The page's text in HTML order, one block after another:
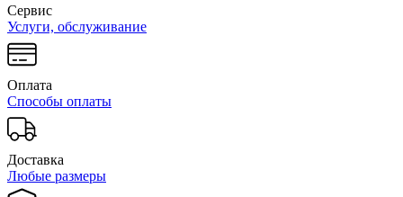
Сервис
Услуги, обслуживание
Оплата
Способы оплаты
Доставка
Любые размеры